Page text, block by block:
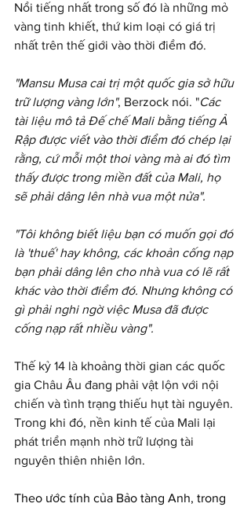
Nổi tiếng nhất trong số đó là những mỏ
vàng tinh khiết, thứ kim loại có giá trị
nhất trên thế giới vào thời điểm đó.
"Mansu Musa cai trị một quốc gia sở hữu
trữ lượng vàng lớn", Berzock nói. "Các
tài liệu mô tả Đế chế Mali bằng tiếng Ả
Rập được viết vào thời điểm đó chép lại
rằng, cứ mỗi một thoi vàng mà ai đó tìm
thấy được trong miền đất của Mali, họ
sẽ phải dâng lên nhà vua một nửa".
"Tôi không biết liệu bạn có muốn gọi đó
là 'thuế' hay không, các khoản cống nạp
bạn phải dâng lên cho nhà vua có lẽ rất
khác vào thời điểm đó. Nhưng không có
gì phải nghi ngờ việc Musa đã được
cống nạp rất nhiều vàng".
Thế kỷ 14 là khoảng thời gian các quốc
gia Châu Âu đang phải vật lộn với nội
chiến và tình trạng thiếu hụt tài nguyên.
Trong khi đó, nền kinh tế của Mali lại
phát triển mạnh nhờ trữ lượng tài
nguyên thiên nhiên lớn.
Theo ước tính của Bảo tàng Anh, trong